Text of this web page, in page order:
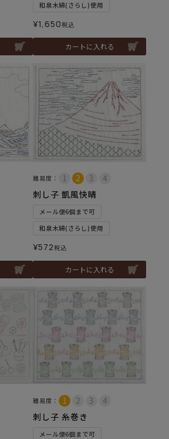
和泉木綿(さらし)使用
¥1,650税込
カートに入れる
難易度：
刺し子 凱風快晴
メール便6個まで可
和泉木綿(さらし)使用
¥572税込
カートに入れる
難易度：
刺し子 糸巻き
メール便6個まで可